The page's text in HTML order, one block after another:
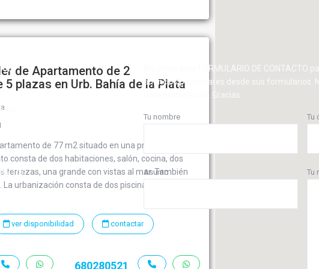
de Apartamento de 2
plazas en Urb. Bahía de la Plata
de 77 m2 situado en una primera
consta de dos habitaciones, salón, cocina, dos
terrazas, una grande con vistas al mar. También
urbanización consta de dos piscinas y dos
ver disponibilidad contactar
680280521
176
No utilice este FORMULARIO DE CONTACTO
anuncios particulares desde sus formularios.
para propietarios. Gracias.
Tu nombre Tu
Asunto Tu